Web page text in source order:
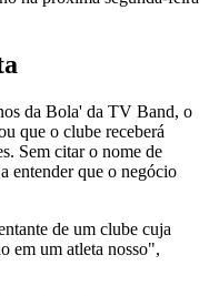
da Bola' da TV Band, o
que o clube receberá
Sem citar o nome de
entender que o negócio
de um clube cuja
em um atleta nosso",